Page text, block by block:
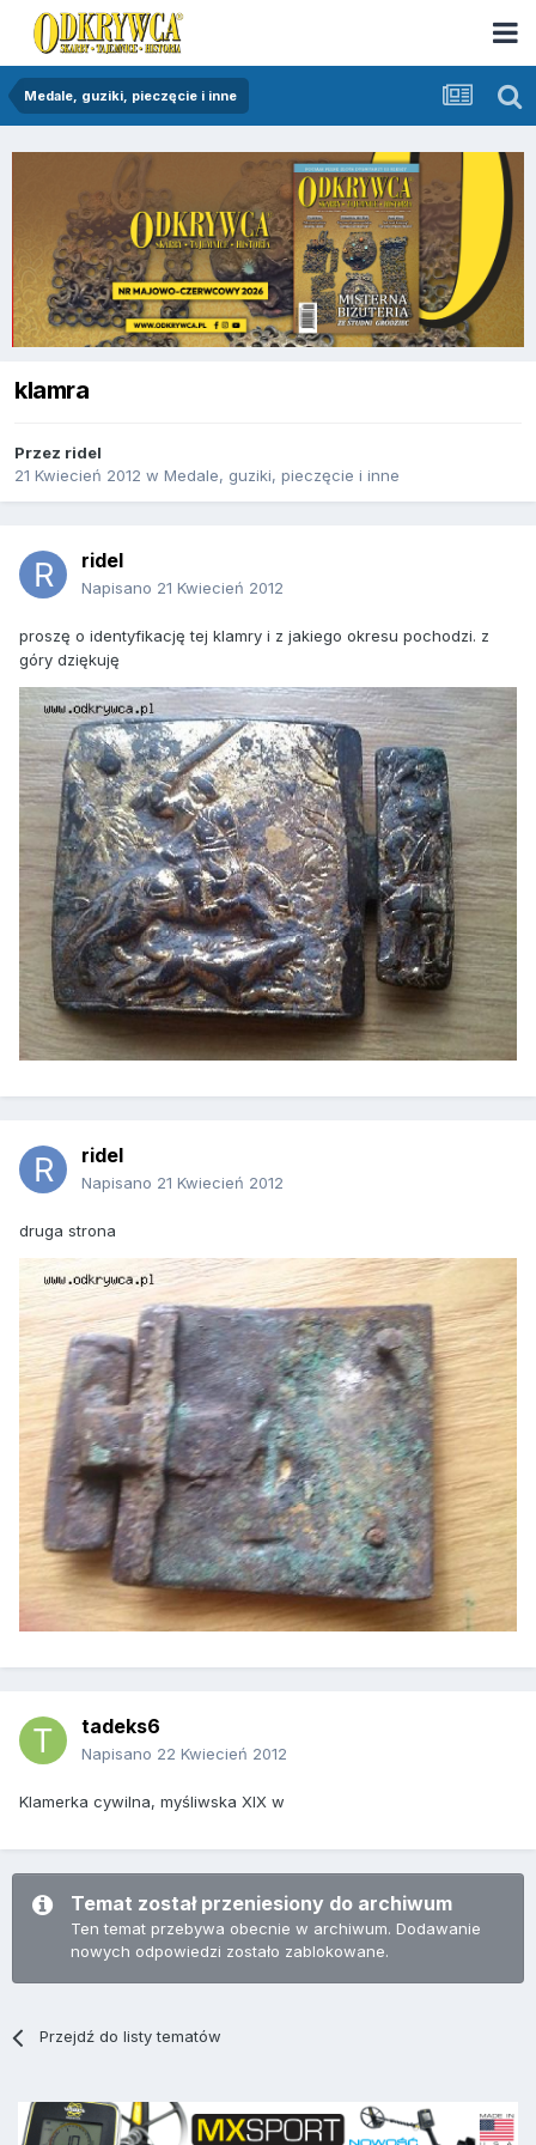
Medale, guziki, pieczęcie i inne
klamra
Przez ridel
21 Kwiecień 2012 w Medale, guziki, pieczęcie i inne
ridel
Napisano 21 Kwiecień 2012
proszę o identyfikację tej klamry i z jakiego okresu pochodzi. z
góry dziękuję
ridel
Napisano 21 Kwiecień 2012
druga strona
tadeks6
Napisano 22 Kwiecień 2012
Klamerka cywilna, myśliwska XIX w
Temat został przeniesiony do archiwum
Ten temat przebywa obecnie w archiwum. Dodawanie
nowych odpowiedzi zostało zablokowane.
Przejdź do listy tematów